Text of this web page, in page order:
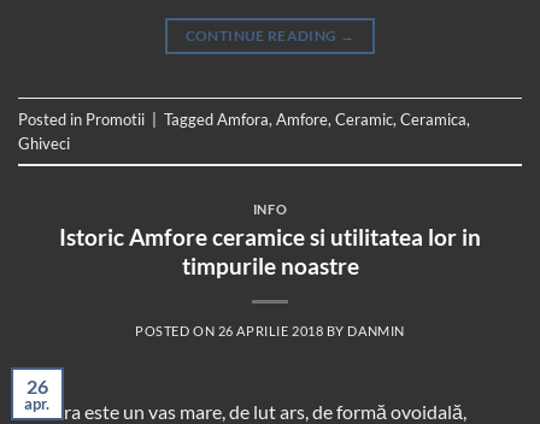
CONTINUE READING →
Posted in Promotii TaggedAmfora, Amfore, Ceramic, Ceramica,
Ghiveci
INFO
Istoric Amfore ceramice si utilitatea lor in
timpurile noastre
POSTED ON 26 APRILIE 2018 BY DANMIN
26
apr.
Amfora este un vas mare, de lut ars, de formă ovoidală,